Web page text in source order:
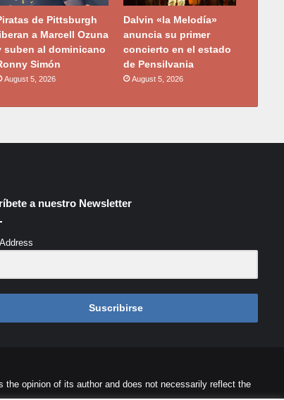
de Pittsburgh
a Marcell Ozuna
suben al dominicano
Simón
August 5, 2026
Dalvin «la Melodía»
anuncia su primer
concierto en el estado
de Pensilvania
August 5, 2026
a nuestro Newsletter
Suscribirse
opinion of its author and does not necessarily reflect the